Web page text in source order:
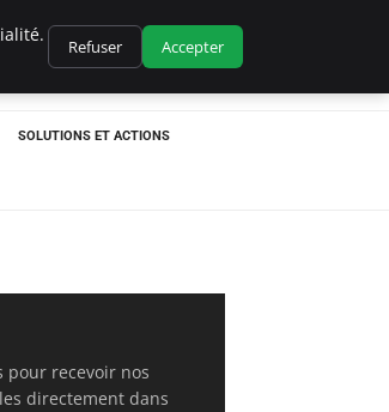
SOLUTIONS ET ACTIONS
pour recevoir nos
directement dans
Refuser Accepter